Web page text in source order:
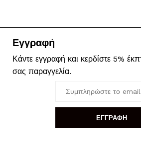
Εγγραφή
Κάντε εγγραφή και κερδίστε 5%
σας παραγγελία.
ΕΓΓΡΑΦΗ